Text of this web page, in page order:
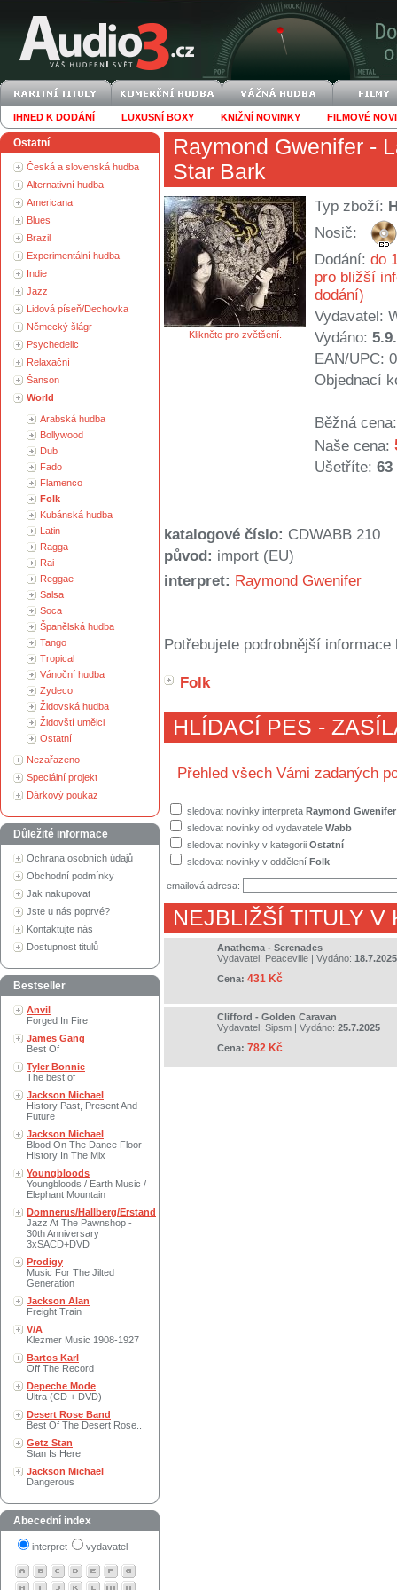
IHNED K DODÁNÍ LUXUSNÍ BOXY KNIŽNÍ NOVINKY FILMOVÉ
Ostatní
Česká a slovenská hudba
Alternativní hudba
Americana
Blues
Brazil
Experimentální hudba
Indie
Jazz
Lidová píseň/Dechovka
Německý šlágr
Psychedelic
Relaxační
Šanson
World
Arabská hudba
Bollywood
Dub
Fado
Flamenco
Folk
Kubánská hudba
Latin
Ragga
Rai
Reggae
Salsa
Soca
Španělská hudba
Tango
Tropical
Vánoční hudba
Zydeco
Židovská hudba
Židovští umělci
Ostatní
Nezařazeno
Speciální projekt
Dárkový poukaz
Důležité informace
Ochrana osobních údajů
Obchodní podmínky
Jak nakupovat
Jste u nás poprvé?
Kontaktujte nás
Dostupnost titulů
Bestseller
Anvil
Forged In Fire
James Gang
Best Of
Tyler Bonnie
The best of
Jackson Michael
History Past, Present And
Future
Jackson Michael
Blood On The Dance Floor -
History In The Mix
Youngbloods
Youngbloods / Earth Music /
Elephant Mountain
Domnerus/Hallberg/Erstand
Jazz At The Pawnshop -
30th Anniversary
3xSACD+DVD
Prodigy
Music For The Jilted
Generation
Jackson Alan
Freight Train
V/A
Klezmer Music 1908-1927
Bartos Karl
Off The Record
Depeche Mode
Ultra (CD + DVD)
Desert Rose Band
Best Of The Desert Rose..
Getz Stan
Stan Is Here
Jackson Michael
Dangerous
Abecední index
interpret vydavatel
Raymond Gwenifer -
Star Bark
Klikněte pro zvětšení.
Typ zboží:
Nosič:
Dodání: do
pro bližší
dodání)
Vydavatel:
Vydáno:
EAN/UPC:
Objednací
Běžná cena:
Naše cena:
Ušetříte: 63
katalogové číslo: CDWABB 210
původ: import (EU)
interpret: Raymond Gwenifer
Potřebujete podrobnější
Folk
HLÍDACÍ PES -
Přehled všech Vámi zadaných
sledovat novinky interpreta Raymond Gwenifer
sledovat novinky od vydavatele Wabb
sledovat novinky v kategorii Ostatní
sledovat novinky v oddělení Folk
emailová adresa:
NEJBLIŽŠÍ TITULY V
Anathema - Serenades
Vydavatel: Peaceville | Vydáno: 18.7.2025
Cena: 431 Kč
Clifford - Golden Caravan
Vydavatel: Sipsm | Vydáno: 25.7.2025
Cena: 782 Kč